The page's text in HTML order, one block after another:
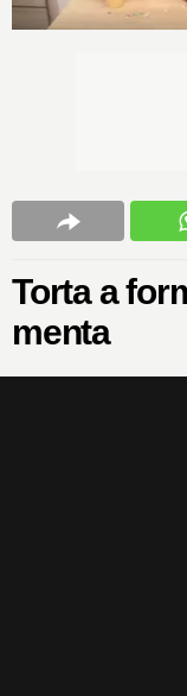
Torta a
menta